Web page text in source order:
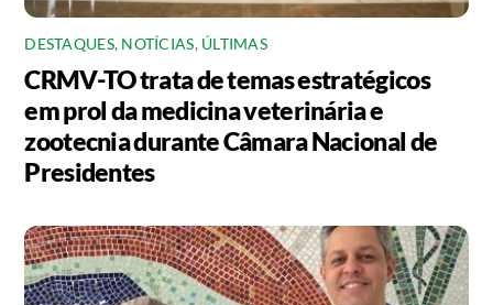
DESTAQUES, NOTÍCIAS, ÚLTIMAS
CRMV-TO trata de temas estratégicos
em prol da medicina veterinária e
zootecnia durante Câmara Nacional de
Presidentes